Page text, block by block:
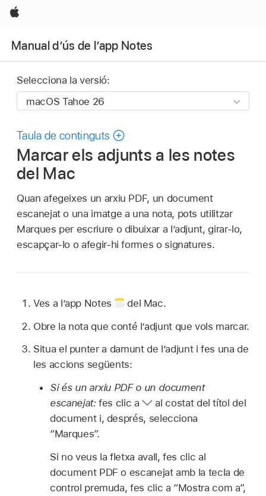
Apple
Manual d’ús de l’app Notes
Selecciona la versió:
Taula de continguts
Marcar els adjunts a les notes
del Mac
Quan afegeixes un arxiu PDF, un document
escanejat o una imatge a una nota, pots utilitzar
Marques per escriure o dibuixar a l’adjunt, girar-lo,
escapçar-lo o afegir-hi formes o signatures.
Ves a l’app Notes
del Mac.
Obre la nota que conté l’adjunt que vols marcar.
Situa el punter a damunt de l’adjunt i fes una de
les accions següents:
Si és un arxiu PDF o un document
escanejat:fes clic a
al costat del títol del
document i, després, selecciona
“Marques”.
Si no veus la fletxa avall, fes clic al
document PDF o escanejat amb la tecla de
control premuda, fes clic a “Mostra com a”,